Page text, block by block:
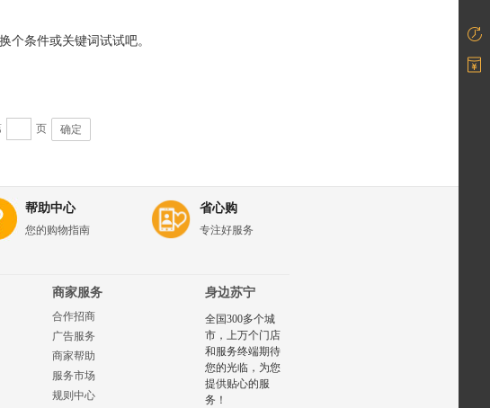
个条件或关键词试试吧。
页 确定
帮助中心
您的购物指南
省心购
专注好服务
商家服务
合作招商
广告服务
商家帮助
服务市场
规则中心
身边苏宁
全国300多个城
市，上万个门店
和服务终端期待
您的光临，为您
提供贴心的服
务！